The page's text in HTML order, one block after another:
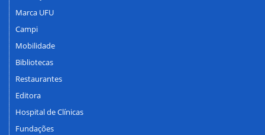
Marca UFU
Campi
Mobilidade
Bibliotecas
Restaurantes
Editora
Hospital de Clínicas
Fundações